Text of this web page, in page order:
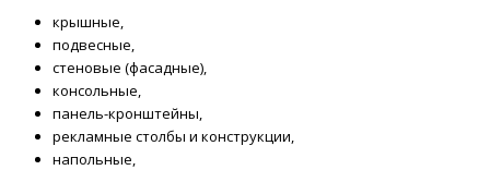
крышные,
подвесные,
стеновые (фасадные),
консольные,
панель-кронштейны,
рекламные столбы и конструкции,
напольные,